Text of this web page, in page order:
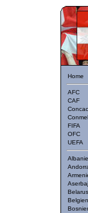
Home
AFC
CAF
FIFA
OFC
UEFA
Belarus
Belgien